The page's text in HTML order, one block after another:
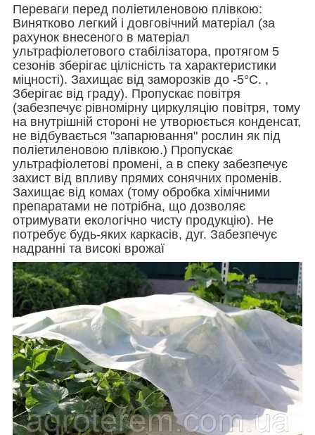
Переваги перед поліетиленовою плівкою:
Винятково легкий і довговічний матеріал (за
рахунок внесеного в матеріал
ультрафіолетового стабілізатора, протягом 5
сезонів зберігає цілісність та характеристики
міцності). Захищає від заморозків до -5°C. ,
Зберігає від граду). Пропускає повітря
(забезпечує рівномірну циркуляцію повітря, тому
на внутрішній стороні не утворюється конденсат,
не відбувається "запарювання" рослин як під
поліетиленовою плівкою.) Пропускає
ультрафіолетові промені, а в спеку забезпечує
захист від впливу прямих сонячних променів.
Захищає від комах (тому обробка хімічними
препаратами не потрібна, що дозволяє
отримувати екологічно чисту продукцію). Не
потребує будь-яких каркасів, дуг. Забезпечує
надранні та високі врожаї